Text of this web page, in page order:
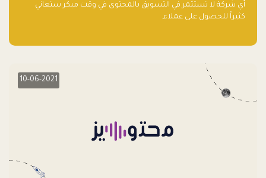
أي شركة لا تستثمر في التسويق بالمحتوى في وقت مبكر ستعاني
كثيراً للحصول على عملاء.
10-06-2021